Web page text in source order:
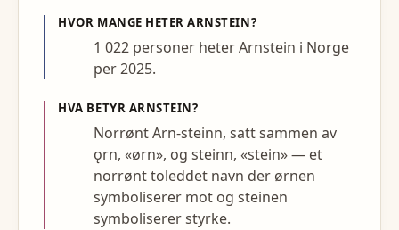
HVOR MANGE HETERARNSTEIN?
1 022 personer heter Arnstein i Norge
per 2025.
HVA BETYR ARNSTEIN?
Norrønt Arn-steinn, satt sammen av
ǫrn, «ørn», og steinn, «stein» — et
norrønt toleddet navn der ørnen
symboliserer mot og steinen
symboliserer styrke.